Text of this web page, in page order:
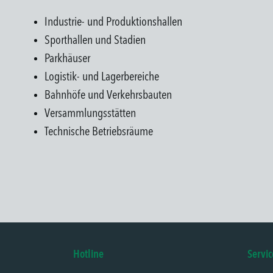
Industrie- und Produktionshallen
Sporthallen und Stadien
Parkhäuser
Logistik- und Lagerbereiche
Bahnhöfe und Verkehrsbauten
Versammlungsstätten
Technische Betriebsräume
Hotline